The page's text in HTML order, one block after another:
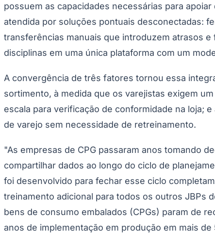
Bundesliga
Mundial 2026
Times - Ir direto
possuem as capacidades necessárias para
atendida por soluções pontuais desconectadas:
transferências manuais que introduzem atrasos
disciplinas em uma única plataforma com um
A convergência de três fatores tornou essa
sortimento, à medida que os varejistas exigem
escala para verificação de conformidade na loja;
de varejo sem necessidade de retreinamento.
"As empresas de CPG passaram anos tomando
compartilhar dados ao longo do ciclo de
foi desenvolvido para fechar esse ciclo
treinamento adicional para todos os outros JBPs
bens de consumo embalados (CPGs) param de
anos de implementação em produção em mais